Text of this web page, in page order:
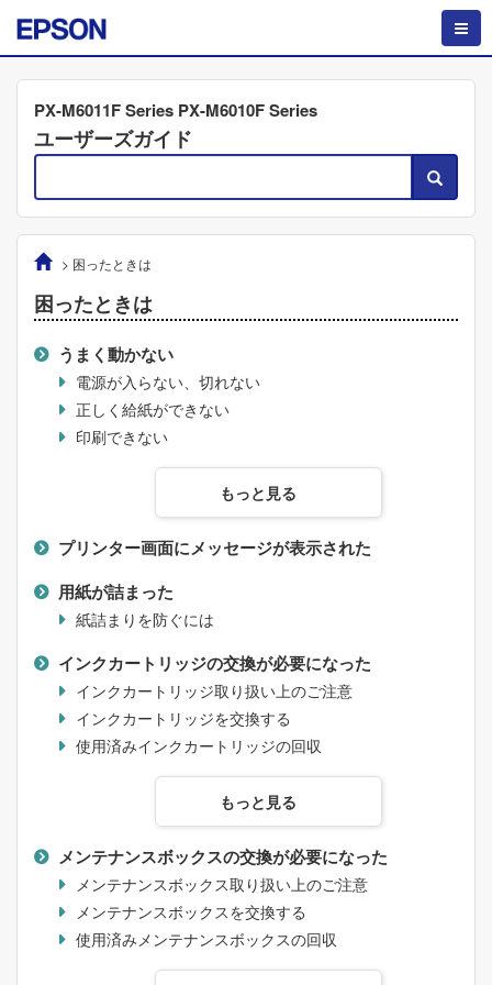
PX-M6011F Series PX-M6010F Series
ユーザーズガイド
> 困ったときは
困ったときは
うまく動かない
電源が入らない、切れない
正しく給紙ができない
印刷できない
もっと見る
プリンター画面にメッセージが表示された
用紙が詰まった
紙詰まりを防ぐには
インクカートリッジの交換が必要になった
インクカートリッジ取り扱い上のご注意
インクカートリッジを交換する
使用済みインクカートリッジの回収
もっと見る
メンテナンスボックスの交換が必要になった
メンテナンスボックス取り扱い上のご注意
メンテナンスボックスを交換する
使用済みメンテナンスボックスの回収